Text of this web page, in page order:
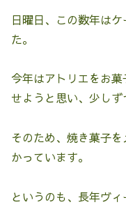
日曜日、この数年は
た。
今年はアトリエをお
せようと思い、少し
そのため、焼き菓子
かっています。
というのも、長年ヴ